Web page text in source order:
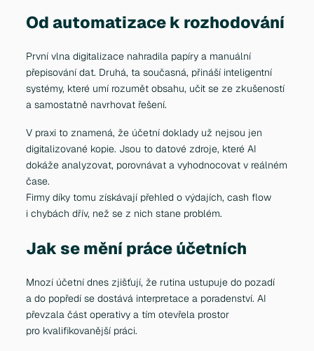
Od automatizace k rozhodování
První vlna digitalizace nahradila papíry a manuální
přepisování dat. Druhá, ta současná, přináší inteligentní
systémy, které umí rozumět obsahu, učit se ze zkušeností
a samostatně navrhovat řešení.
V praxi to znamená, že účetní doklady už nejsou jen
digitalizované kopie. Jsou to datové zdroje, které AI
dokáže analyzovat, porovnávat a vyhodnocovat v reálném
čase.
Firmy díky tomu získávají přehled o výdajích, cash flow
i chybách dřív, než se z nich stane problém.
Jak se mění práce účetních
Mnozí účetní dnes zjišťují, že rutina ustupuje do pozadí
a do popředí se dostává interpretace a poradenství. AI
převzala část operativy a tím otevřela prostor
pro kvalifikovanější práci.